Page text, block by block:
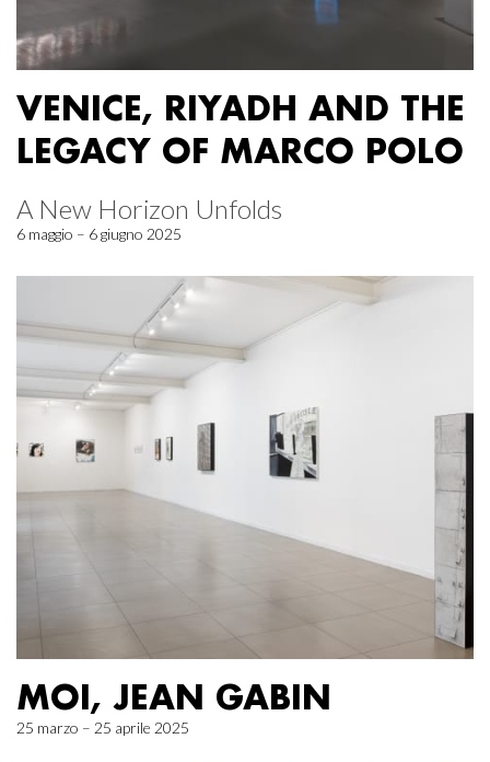
VENICE, RIYADH AND THE
LEGACY OF MARCO POLO
A New Horizon Unfolds
6 maggio – 6 giugno 2025
MOI, JEAN GABIN
25 marzo – 25 aprile 2025